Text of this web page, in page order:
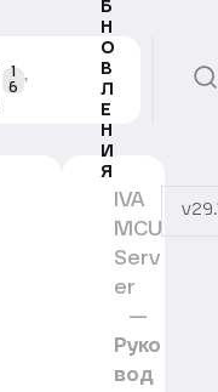
1
6
Б
Н
О
В
Л
Е
Н
И
Я
IVA
MCU
Serv
er
Руко
вод